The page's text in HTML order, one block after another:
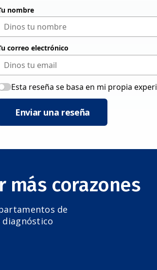
nombre
correo electrónico
Esta reseña se basa en mi propia
Enviar una reseña
más corazones
de